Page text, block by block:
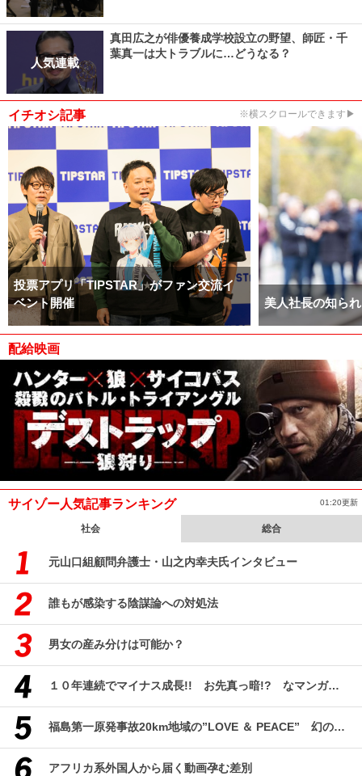
人気連載
真田広之が俳優養成学校設立の野望、師匠・千
葉真一は大トラブルに…どうなる？
イチオシ記事 ※横スクロールできます▶
投票アプリ「TIPSTAR」がファン交流イ
ベント開催
美人社長の知ら
配給映画
サイゾー人気記事ランキング 01:20更新
社会 総合
元山口組顧問弁護士・山之内幸夫氏インタビュー
誰もが感染する陰謀論への対処法
男女の産み分けは可能か？
１０年連続でマイナス成長!! お先真っ暗!? なマンガ産業研究
福島第一原発事故20km地域の”LOVE ＆ PEACE” 幻のコミューン「獏原人村」の現在
アフリカ系外国人から届く動画孕む差別